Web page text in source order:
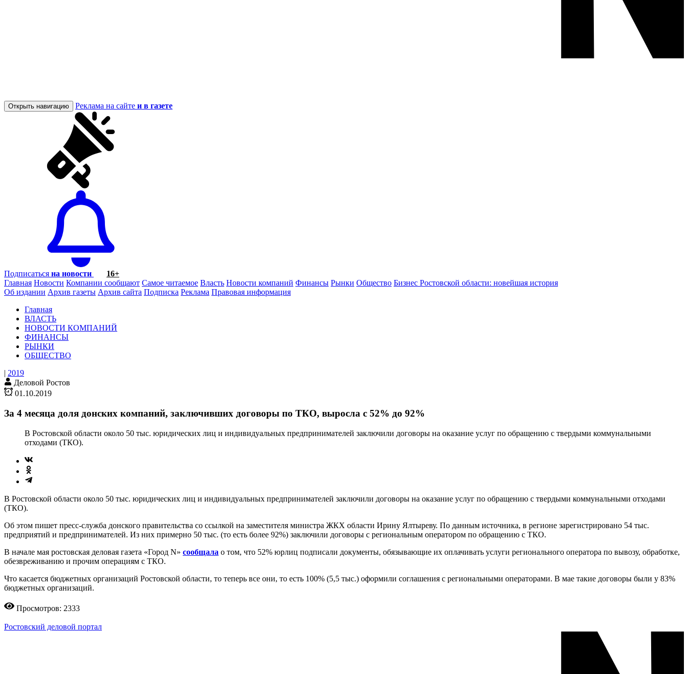
Открыть навигацию Реклама на сайте и в газете
Подписаться на новости
16+
Главная Новости Компании сообщают Самое читаемое Власть Новости компаний Финансы Рынки Общество Бизнес Ростовской области: новейшая история
Об издании Архив газеты Архив сайта Подписка Реклама Правовая информация
Главная
ВЛАСТЬ
НОВОСТИ КОМПАНИЙ
ФИНАНСЫ
РЫНКИ
ОБЩЕСТВО
| 2019
Деловой Ростов
01.10.2019
За 4 месяца доля донских компаний, заключивших договоры по ТКО, выросла с 52% до 92%
В Ростовской области около 50 тыс. юридических лиц и индивидуальных предпринимателей заключили договоры на оказание услуг по обращению с твердыми коммунальными
отходами (ТКО).
В Ростовской области около 50 тыс. юридических лиц и индивидуальных предпринимателей заключили договоры на оказание услуг по обращению с твердыми коммунальными отходами
(ТКО).
Об этом пишет пресс-служба донского правительства со ссылкой на заместителя министра ЖКХ области Ирину Ялтыреву. По данным источника, в регионе зарегистрировано 54 тыс.
предприятий и предпринимателей. Из них примерно 50 тыс. (то есть более 92%) заключили договоры с региональным оператором по обращению с ТКО.
В начале мая ростовская деловая газета «Город N» сообщала о том, что 52% юрлиц подписали документы, обязывающие их оплачивать услуги регионального оператора по вывозу, обработке,
обезвреживанию и прочим операциям с ТКО.
Что касается бюджетных организаций Ростовской области, то теперь все они, то есть 100% (5,5 тыс.) оформили соглашения с региональными операторами. В мае такие договоры были у 83%
бюджетных организаций.
Просмотров: 2333
Ростовский деловой портал